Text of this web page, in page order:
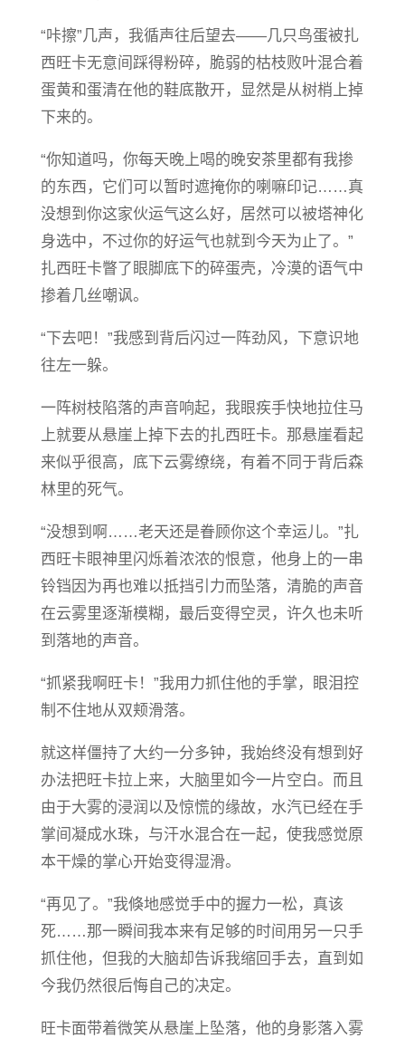
“咔擦”几声，我循声往后望去——几只鸟蛋被扎
西旺卡无意间踩得粉碎，脆弱的枯枝败叶混合着
蛋黄和蛋清在他的鞋底散开，显然是从树梢上掉
下来的。
“你知道吗，你每天晚上喝的晚安茶里都有我掺
的东西，它们可以暂时遮掩你的喇嘛印记……真
没想到你这家伙运气这么好，居然可以被塔神化
身选中，不过你的好运气也就到今天为止了。”
扎西旺卡瞥了眼脚底下的碎蛋壳，冷漠的语气中
掺着几丝嘲讽。
“下去吧！”我感到背后闪过一阵劲风，下意识地
往左一躲。
一阵树枝陷落的声音响起，我眼疾手快地拉住马
上就要从悬崖上掉下去的扎西旺卡。那悬崖看起
来似乎很高，底下云雾缭绕，有着不同于背后森
林里的死气。
“没想到啊……老天还是眷顾你这个幸运儿。”扎
西旺卡眼神里闪烁着浓浓的恨意，他身上的一串
铃铛因为再也难以抵挡引力而坠落，清脆的声音
在云雾里逐渐模糊，最后变得空灵，许久也未听
到落地的声音。
“抓紧我啊旺卡！”我用力抓住他的手掌，眼泪控
制不住地从双颊滑落。
就这样僵持了大约一分多钟，我始终没有想到好
办法把旺卡拉上来，大脑里如今一片空白。而且
由于大雾的浸润以及惊慌的缘故，水汽已经在手
掌间凝成水珠，与汗水混合在一起，使我感觉原
本干燥的掌心开始变得湿滑。
“再见了。”我倏地感觉手中的握力一松，真该
死……那一瞬间我本来有足够的时间用另一只手
抓住他，但我的大脑却告诉我缩回手去，直到如
今我仍然很后悔自己的决定。
旺卡面带着微笑从悬崖上坠落，他的身影落入雾